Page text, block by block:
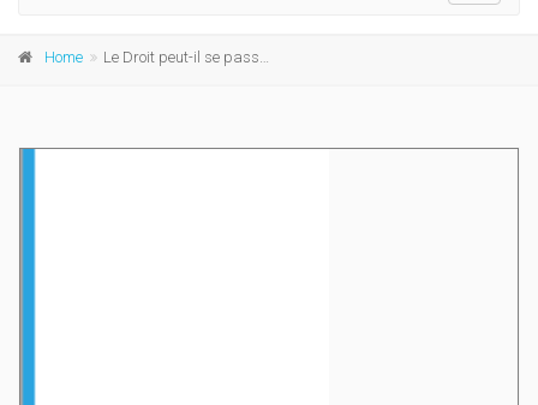
Home Le Droit peut-il se passer de Dieu?